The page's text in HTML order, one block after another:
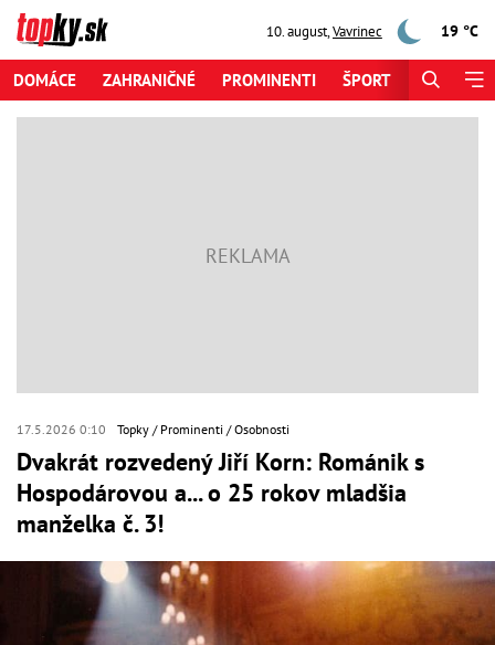
10. august,Vavrinec 19 °C
DOMÁCE ZAHRANIČNÉ PROMINENTI ŠPORT
17.5.2026 0:10 Topky Prominenti Osobnosti
Dvakrát rozvedený Jiří Korn: Románik s
Hospodárovou a... o 25 rokov mladšia
manželka č. 3!